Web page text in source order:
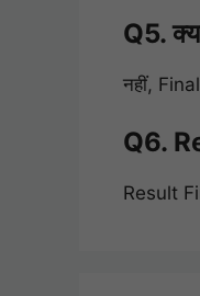
Q5.
नहीं,
Q6.
Result